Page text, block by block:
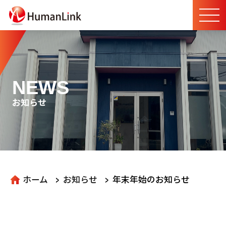
NEWS
お知らせ
ホーム > お知らせ > 年末年始のお知らせ